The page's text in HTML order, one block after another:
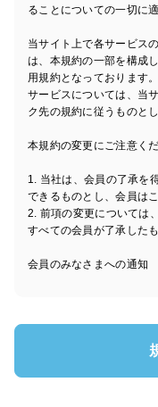
ることについての一切に
当サイト上で各サービス
は、本規約の一部を構成
用規約となっております
サービスについては、当
ク先の規約に従うものとし
本規約の変更にご注意く
1. 当社は、会員の了承を
できるものとし、会員は
2. 前項の変更については
すべての会員が了承した
会員のみなさまへの通知